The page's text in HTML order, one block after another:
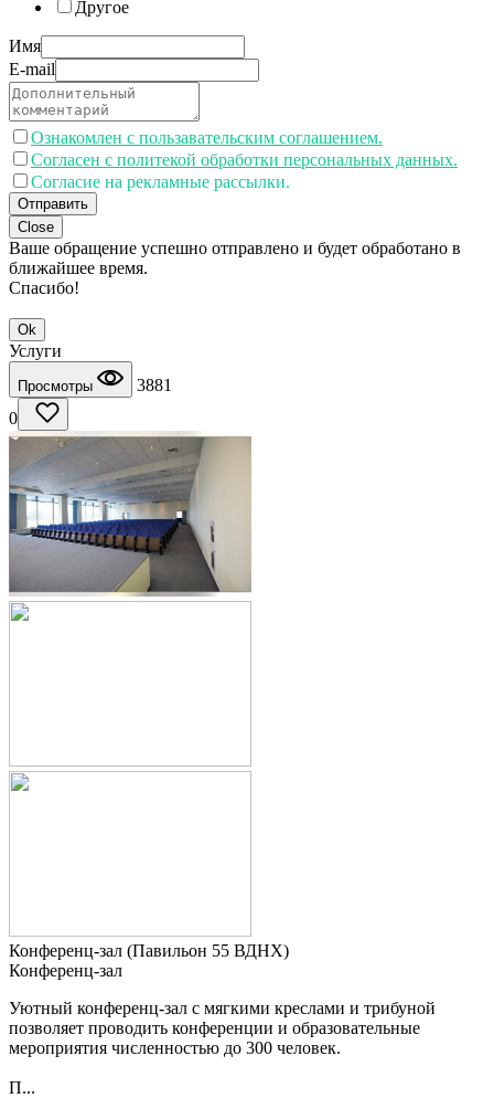
Другое
Имя
E-mail
Ознакомлен с пользавательским соглашением.
Согласен с политекой обработки персональных данных.
Согласие на рекламные рассылки.
Отправить
Close
Ваше обращение успешно отправлено и будет обработано в
ближайшее время.
Спасибо!
Ok
Услуги
Просмотры
3881
0
Конференц-зал (Павильон 55 ВДНХ)
Конференц-зал
Уютный конференц-зал с мягкими креслами и трибуной
позволяет проводить конференции и образовательные
мероприятия численностью до 300 человек.
П...